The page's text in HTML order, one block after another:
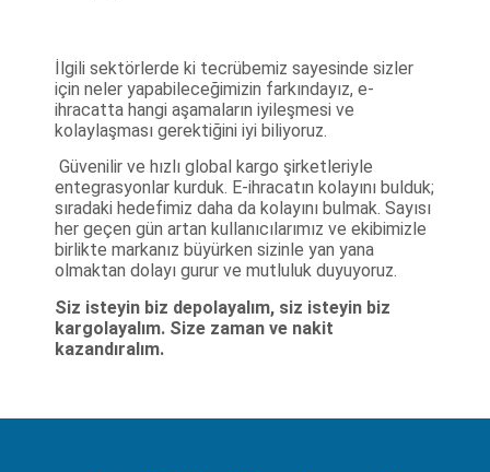
İlgili sektörlerde ki tecrübemiz sayesinde sizler
için neler yapabileceğimizin farkındayız, e-
ihracatta hangi aşamaların iyileşmesi ve
kolaylaşması gerektiğini iyi biliyoruz.
Güvenilir ve hızlı global kargo şirketleriyle
entegrasyonlar kurduk. E-ihracatın kolayını bulduk;
sıradaki hedefimiz daha da kolayını bulmak. Sayısı
her geçen gün artan kullanıcılarımız ve ekibimizle
birlikte markanız büyürken sizinle yan yana
olmaktan dolayı gurur ve mutluluk duyuyoruz.
Siz isteyin biz depolayalım, siz isteyin biz
kargolayalım. Size zaman ve nakit
kazandıralım.